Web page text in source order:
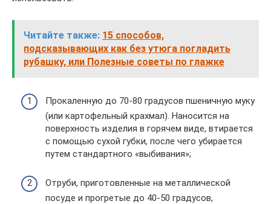
Читайте также: 15 способов,
подсказывающих как без утюга погладить
рубашку, или Полезные советы по глажке
Прокаленную до 70-80 градусов пшеничную муку
(или картофельный крахмал). Наносится на
поверхность изделия в горячем виде, втирается
с помощью сухой губки, после чего убирается
путем стандартного «выбивания»;
Отруби, приготовленные на металлической
посуде и прогретые до 40-50 градусов,